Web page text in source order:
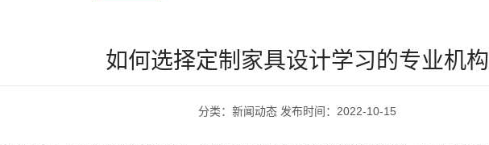
如何选择定制家具设计学习的专业机构
分类：新闻动态 发布时间：2022-10-15